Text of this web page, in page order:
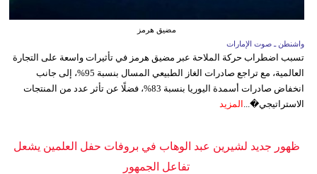
مضيق هرمز
واشنطن ـ صوت الإمارات
تسبب اضطراب حركة الملاحة عبر مضيق هرمز في تأثيرات واسعة على التجارة
العالمية، مع تراجع صادرات الغاز الطبيعي المسال بنسبة 95%، إلى جانب
انخفاض صادرات أسمدة اليوريا بنسبة 83%، فضلًا عن تأثر عدد من المنتجات
الاستراتيجي�... المزيد
ظهور جديد لشيرين عبد الوهاب في بروفات حفل العلمين يشعل
تفاعل الجمهور